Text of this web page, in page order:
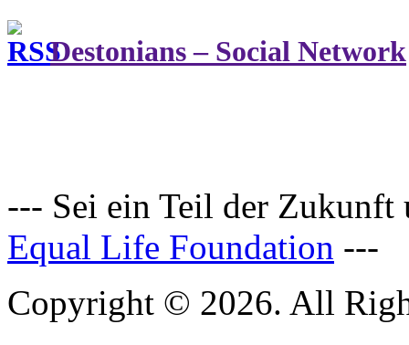
Destonians – Social Network
--- Sei ein Teil der Zukunft
Equal Life Foundation ---
Copyright © 2026. All